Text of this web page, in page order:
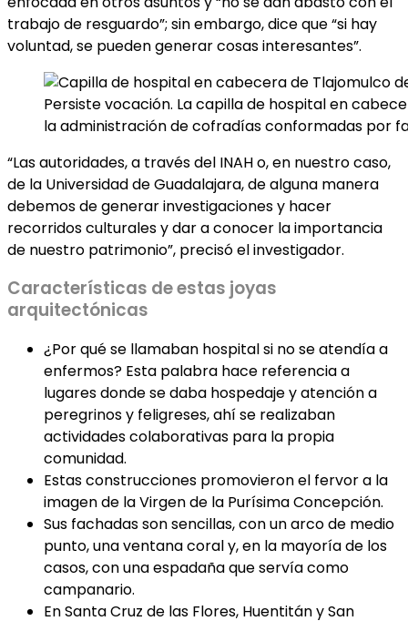
trabajo de resguardo”; sin embargo, dice que “si hay
voluntad, se pueden generar cosas interesantes”.
Persiste vocación. La capilla de hospital en
la administración de cofradías conformadas por
“Las autoridades, a través del INAH o, en nuestro caso,
de la Universidad de Guadalajara, de alguna manera
debemos de generar investigaciones y hacer
recorridos culturales y dar a conocer la importancia
de nuestro patrimonio”, precisó el investigador.
Características de estas joyas
arquitectónicas
¿Por qué se llamaban hospital si no se atendía a
enfermos? Esta palabra hace referencia a
lugares donde se daba hospedaje y atención a
peregrinos y feligreses, ahí se realizaban
actividades colaborativas para la propia
comunidad.
Estas construcciones promovieron el fervor a la
imagen de la Virgen de la Purísima Concepción.
Sus fachadas son sencillas, con un arco de medio
punto, una ventana coral y, en la mayoría de los
casos, con una espadaña que servía como
campanario.
En Santa Cruz de las Flores, Huentitán y San